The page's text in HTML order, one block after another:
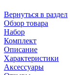
Вернуться в раздел
Обзор товара
Набор
Комплект
Описание
Характеристики
Аксессуары